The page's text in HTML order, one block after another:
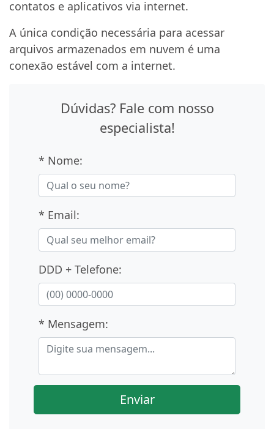
contatos e aplicativos via internet.
A única condição necessária para acessar
arquivos armazenados em nuvem é uma
conexão estável com a internet.
Dúvidas? Fale com nosso
especialista!
* Nome:
* Email:
DDD + Telefone:
* Mensagem:
Enviar